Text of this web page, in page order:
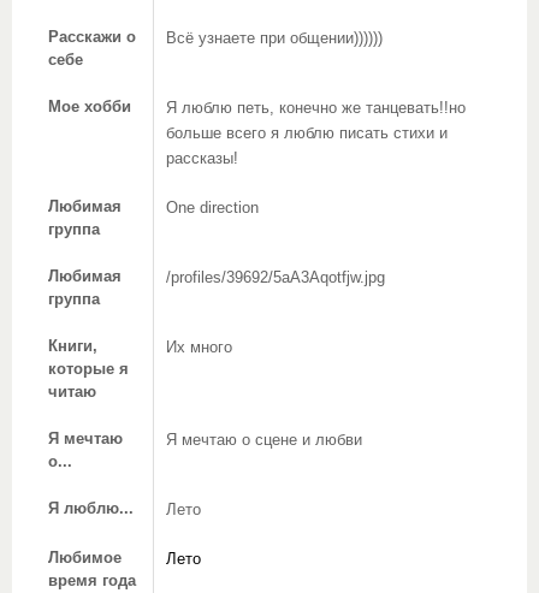
Расскажи о
себе
Всё узнаете при общении))))))
Мое хобби
Я люблю петь, конечно же танцевать!!но
больше всего я люблю писать стихи и
рассказы!
Любимая
группа
One direction
Любимая
группа
/profiles/39692/5aA3Aqotfjw.jpg
Книги,
которые я
читаю
Их много
Я мечтаю
о...
Я мечтаю о сцене и любви
Я люблю... Лето
Любимое
время года
Лето